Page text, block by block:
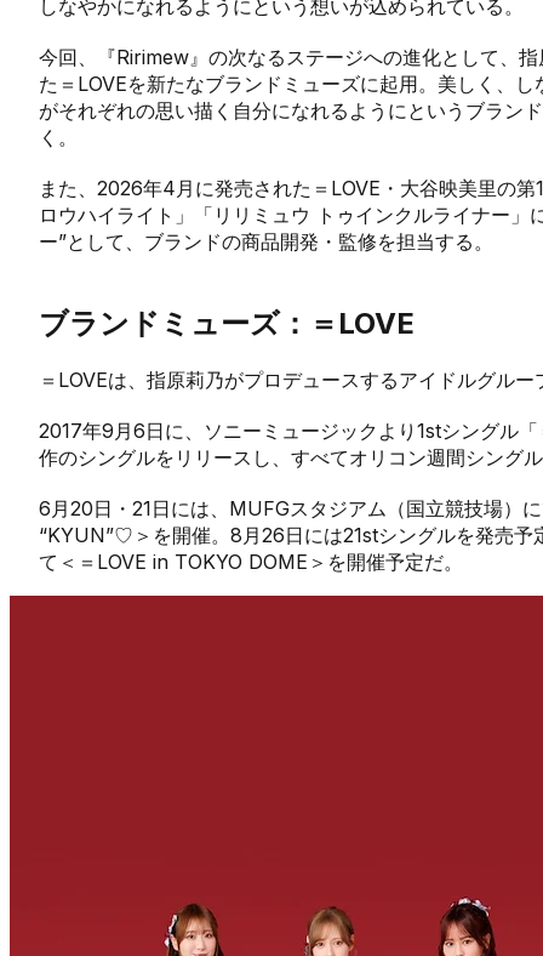
しなやかになれるようにという想いが込められている。
今回、『Ririmew』の次なるステージへの進化として、
た＝LOVEを新たなブランドミューズに起用。美しく、
がそれぞれの思い描く自分になれるようにというブラン
く。
また、2026年4月に発売された＝LOVE・大谷映美里の
ロウハイライト」「リリミュウ トゥインクルライナー
ー”として、ブランドの商品開発・監修を担当する。
ブランドミューズ：＝LOVE
＝LOVEは、指原莉乃がプロデュースするアイドルグルー
2017年9月6日に、ソニーミュージックより1stシングル
作のシングルをリリースし、すべてオリコン週間シング
6月20日・21日には、MUFGスタジアム（国立競技場）
“KYUN”♡＞を開催。8月26日には21stシングルを発売
て＜＝LOVE in TOKYO DOME＞を開催予定だ。